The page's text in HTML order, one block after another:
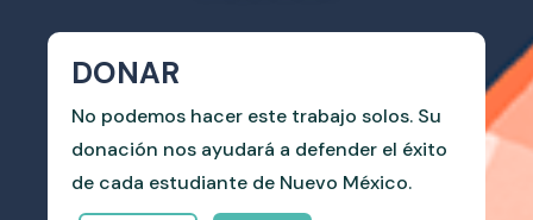
DONAR
No podemos hacer este trabajo solos. Su
donación nos ayudará a defender el éxito
de cada estudiante de Nuevo México.